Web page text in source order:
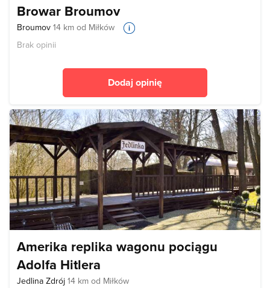
Browar Broumov
Broumov 14 km od Miłków
Brak opinii
Dodaj opinię
Amerika replika wagonu pociągu
Adolfa Hitlera
Jedlina Zdrój 14 km od Miłków